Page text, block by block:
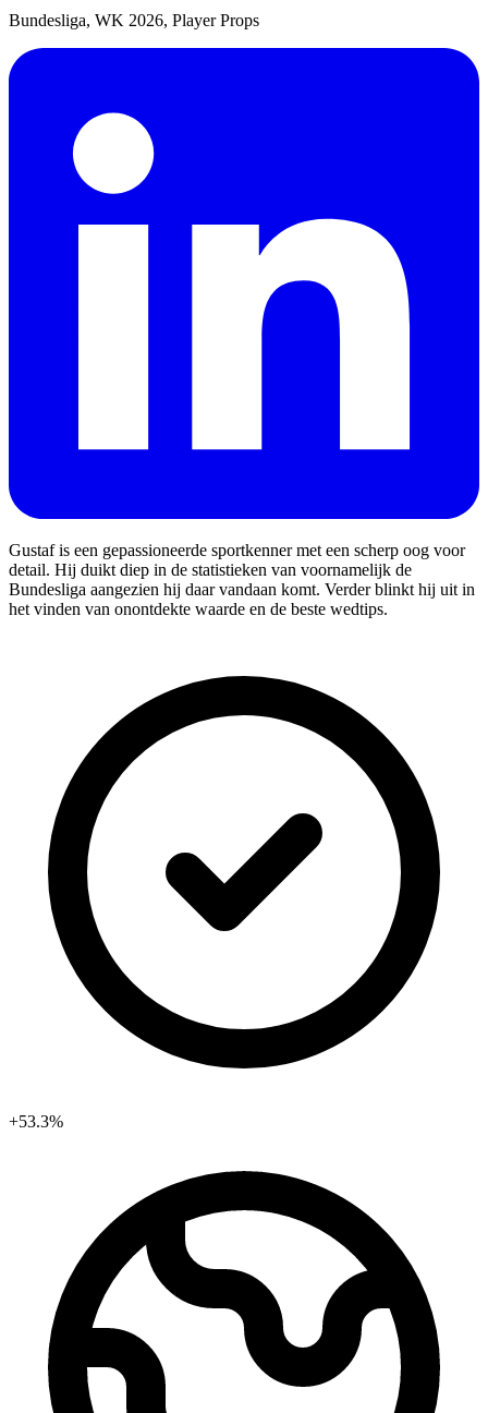
Bundesliga, WK 2026, Player Props
Gustaf is een gepassioneerde sportkenner met een scherp oog voor
detail. Hij duikt diep in de statistieken van voornamelijk de
Bundesliga aangezien hij daar vandaan komt. Verder blinkt hij uit in
het vinden van onontdekte waarde en de beste wedtips.
+53.3%